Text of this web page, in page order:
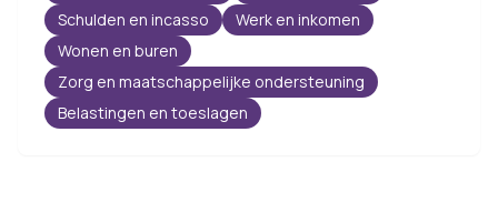
Schulden en incasso
Werk en inkomen
Wonen en buren
Zorg en maatschappelijke ondersteuning
Belastingen en toeslagen